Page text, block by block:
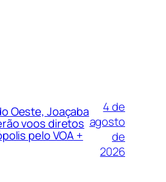
Oeste, Joaçaba
voos diretos
pelo VOA +
4 de
agosto
de
2026